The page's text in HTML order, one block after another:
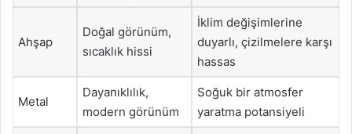
Ahşap
Doğal görünüm,
sıcaklık hissi
İklim değişimlerine
duyarlı, çizilmelere karşı
hassas
Metal
Dayanıklılık,
modern görünüm
Soğuk bir atmosfer
yaratma potansiyeli